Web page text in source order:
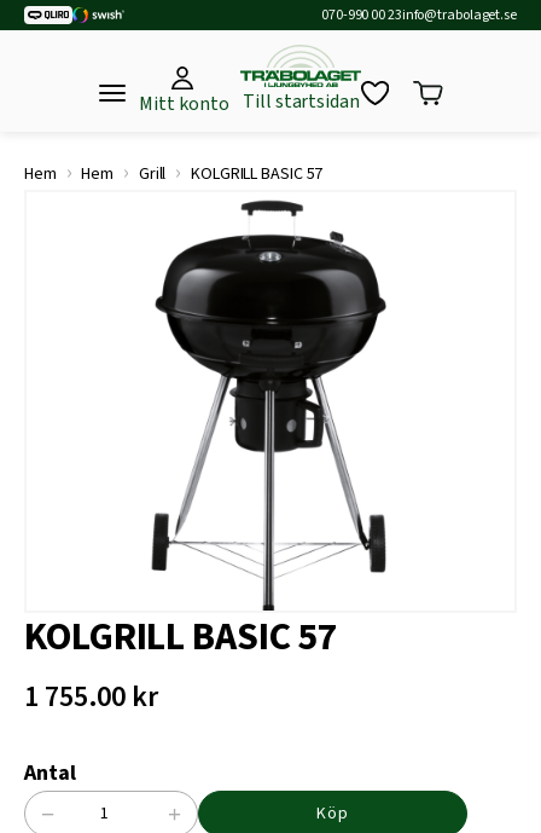
070-990 00 23info@trabolaget.se
Mitt konto Till startsidan
Hem › Hem › Grill › KOLGRILL BASIC 57
KOLGRILL BASIC 57
1 755.00 kr
Antal
− + Köp